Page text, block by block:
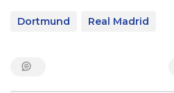
Dortmund Real Madrid